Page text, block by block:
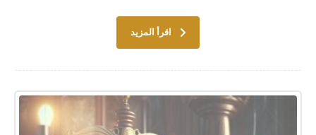
اقرأ المزيد